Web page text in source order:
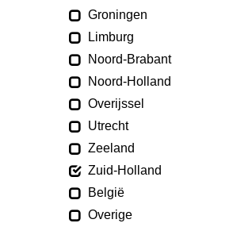
Groningen
Limburg
Noord-Brabant
Noord-Holland
Overijssel
Utrecht
Zeeland
Zuid-Holland
België
Overige